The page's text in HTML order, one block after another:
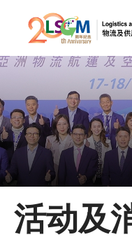
跳到内容
主页
关于LSCM
活动及